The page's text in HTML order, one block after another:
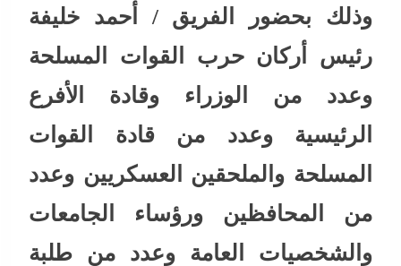
وذلك بحضور الفريق / أحمد خليفة
رئيس أركان حرب القوات المسلحة
وعدد من الوزراء وقادة الأفرع
الرئيسية وعدد من قادة القوات
المسلحة والملحقين العسكريين وعدد
من المحافظين ورؤساء الجامعات
والشخصيات العامة وعدد من طلبة